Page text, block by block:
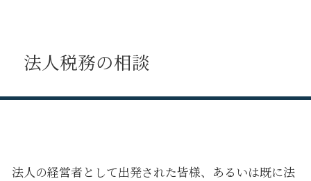
法人税務の相談
法人の経営者として出発された皆様、あるいは既に法